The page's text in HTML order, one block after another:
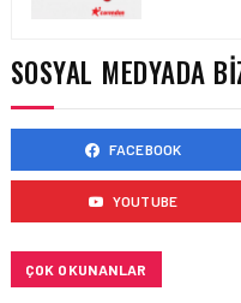
SOSYAL MEDYADA
FACEBOOK
YOUTUBE
ÇOK OKUNANLAR